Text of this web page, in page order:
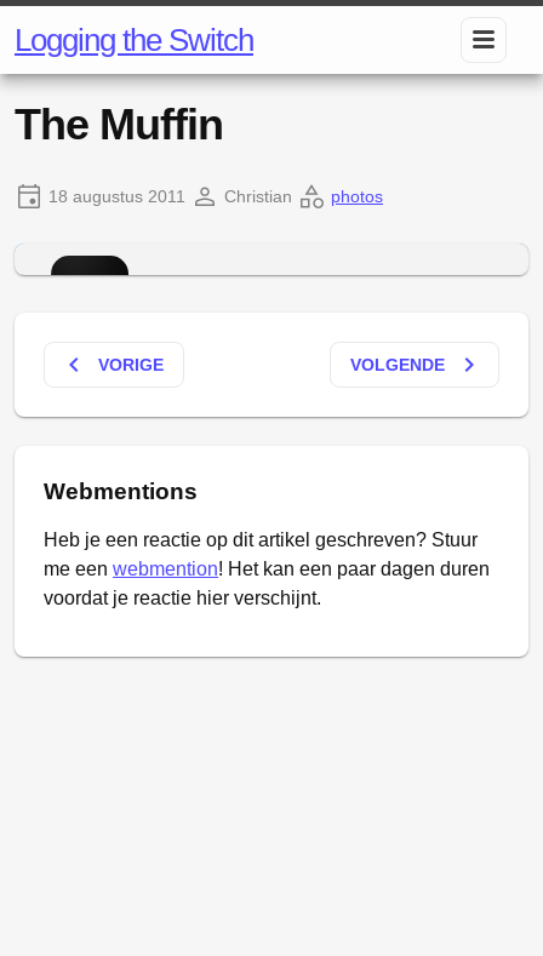
Logging the Switch
The Muffin
18 augustus 2011 Christian photos
keyboard_arrow_left VORIGE VOLGENDE keyboard_arrow_right
Webmentions
Heb je een reactie op dit artikel geschreven? Stuur
me een webmention! Het kan een paar dagen duren
voordat je reactie hier verschijnt.